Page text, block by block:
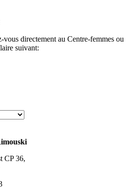
vous directement au Centre-femmes ou
suivant:
CP 36,